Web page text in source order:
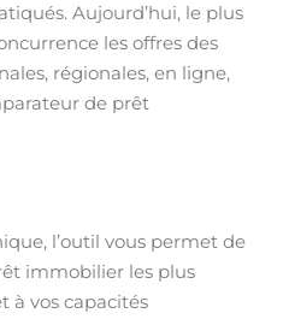
Aujourd’hui, le plus
les offres des
régionales, en ligne,
de prêt
l’outil vous permet de
immobilier les plus
à vos capacités